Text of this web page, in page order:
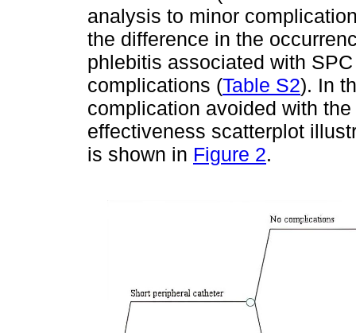
analysis to minor
the difference in the
phlebitis associated with
complications (Table S2). In
complication avoided with
effectiveness scatterplot
is shown in Figure 2.